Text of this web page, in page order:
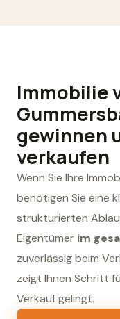
Immobilie
gewinnen
verkaufen
Wenn Sie Ihre
benötigen Sie eine
strukturierten
Eigentümer im
zuverlässig beim
zeigt Ihnen Schritt
Verkauf gelingt.